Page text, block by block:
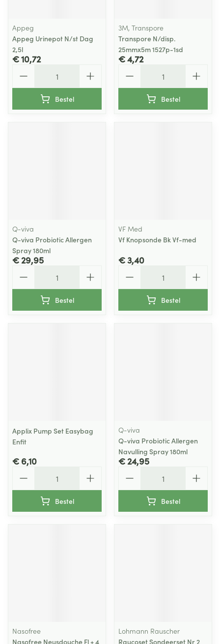
Appeg
Appeg Urinepot N/st Dag
2,5l
€ 10,72
Bestel
3M, Transpore
Transpore N/disp.
25mmx5m 1527p-1sd
€ 4,72
Bestel
Q-viva
Q-viva Probiotic Allergen
Spray 180ml
€ 29,95
Bestel
VF Med
Vf Knopsonde Bk Vf-med
€ 3,40
Bestel
Applix Pump Set Easybag
Enfit
€ 6,10
Bestel
Q-viva
Q-viva Probiotic Allergen
Navulling Spray 180ml
€ 24,95
Bestel
Nasofree
Nasofree Neusdouche Fl + 4
Lohmann Rauscher
Raucoset Sondeerset Nr 2